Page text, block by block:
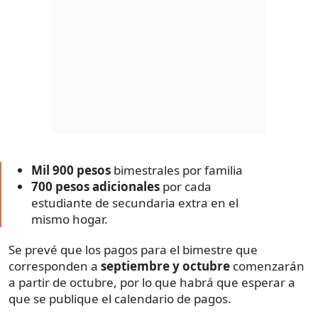
Mil 900 pesos bimestrales por familia
700 pesos adicionales por cada
estudiante de secundaria extra en el
mismo hogar.
Se prevé que los pagos para el bimestre que
corresponden a septiembre y octubre comenzarán
a partir de octubre, por lo que habrá que esperar a
que se publique el calendario de pagos.